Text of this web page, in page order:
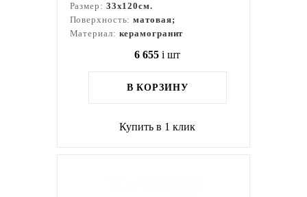
Размер: 33x120см.
Поверхность:матовая;
Материал: керамогранит
6 655 i шт
В КОРЗИНУ
Купить в 1 клик